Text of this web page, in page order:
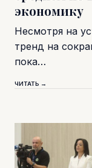
экономику
Несмотря на
тренд на
пока…
ЧИТАТЬ →